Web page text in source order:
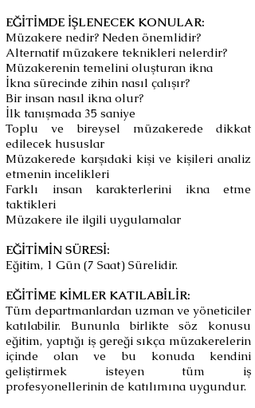
EĞİTİMDE İŞLENECEK KONULAR:
Müzakere nedir? Neden önemlidir?
Alternatif müzakere teknikleri nelerdir?
Müzakerenin temelini oluşturan ikna
İkna sürecinde zihin nasıl çalışır?
Bir insan nasıl ikna olur?
İlk tanışmada 35 saniye
Toplu ve bireysel müzakerede dikkat
edilecek hususlar
Müzakerede karşıdaki kişi ve kişileri analiz
etmenin incelikleri
Farklı insan karakterlerini ikna etme
taktikleri
Müzakere ile ilgili uygulamalar
EĞİTİMİN SÜRESİ:
Eğitim, 1 Gün (7 Saat) Sürelidir.
EĞİTİME KİMLER KATILABİLİR:
Tüm departmanlardan uzman ve yöneticiler
katılabilir. Bununla birlikte söz konusu
eğitim, yaptığı iş gereği sıkça müzakerelerin
içinde olan ve bu konuda kendini
geliştirmek isteyen tüm iş
profesyonellerinin de katılımına uygundur.